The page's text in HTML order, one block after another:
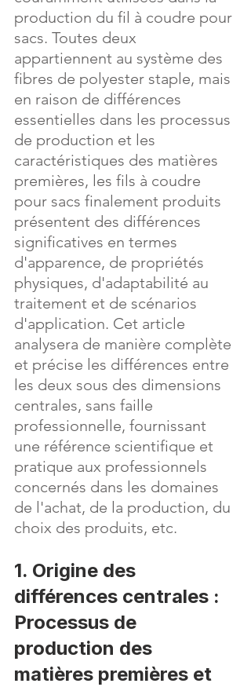
production du fil à coudre pour
sacs. Toutes deux
appartiennent au système des
fibres de polyester staple, mais
en raison de différences
essentielles dans les processus
de production et les
caractéristiques des matières
premières, les fils à coudre
pour sacs finalement produits
présentent des différences
significatives en termes
d'apparence, de propriétés
physiques, d'adaptabilité au
traitement et de scénarios
d'application. Cet article
analysera de manière complète
et précise les différences entre
les deux sous des dimensions
centrales, sans faille
professionnelle, fournissant
une référence scientifique et
pratique aux professionnels
concernés dans les domaines
de l'achat, de la production, du
choix des produits, etc.
1. Origine des
différences centrales :
Processus de
production des
matières premières et